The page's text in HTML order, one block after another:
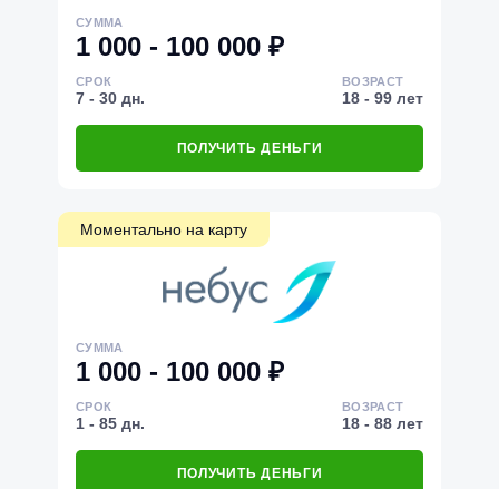
СУММА
1 000 - 100 000 ₽
СРОК
7 - 30 дн.
ВОЗРАСТ
18 - 99 лет
ПОЛУЧИТЬ ДЕНЬГИ
Моментально на карту
СУММА
1 000 - 100 000 ₽
СРОК
1 - 85 дн.
ВОЗРАСТ
18 - 88 лет
ПОЛУЧИТЬ ДЕНЬГИ